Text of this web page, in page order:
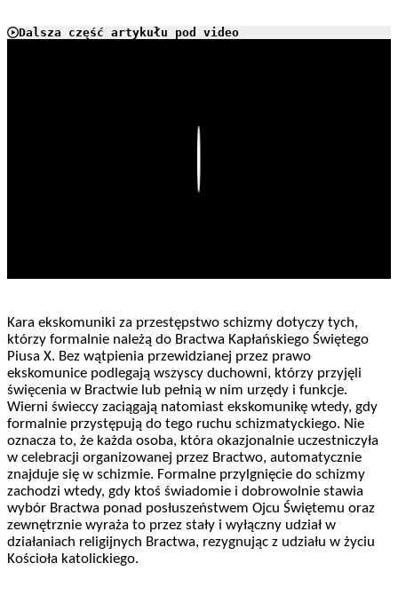
Dalsza część artykułu pod video
Kara ekskomuniki za przestępstwo schizmy dotyczy tych,
którzy formalnie należą do Bractwa Kapłańskiego Świętego
Piusa X. Bez wątpienia przewidzianej przez prawo
ekskomunice podlegają wszyscy duchowni, którzy przyjęli
święcenia w Bractwie lub pełnią w nim urzędy i funkcje.
Wierni świeccy zaciągają natomiast ekskomunikę wtedy, gdy
formalnie przystępują do tego ruchu schizmatyckiego. Nie
oznacza to, że każda osoba, która okazjonalnie uczestniczyła
w celebracji organizowanej przez Bractwo, automatycznie
znajduje się w schizmie. Formalne przylgnięcie do schizmy
zachodzi wtedy, gdy ktoś świadomie i dobrowolnie stawia
wybór Bractwa ponad posłuszeństwem Ojcu Świętemu oraz
zewnętrznie wyraża to przez stały i wyłączny udział w
działaniach religijnych Bractwa, rezygnując z udziału w życiu
Kościoła katolickiego.